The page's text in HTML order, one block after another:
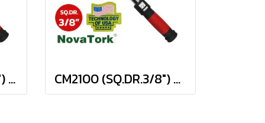
CM2060 (SQ.DR.3/8") ประแจขันปอนด์ 10-60 Nm / 9-45 FT.LBS. CM2100 (SQ.DR.3/8") ประแจขันปอนด์ 20-100 Nm / 15-75 FT.LBS.